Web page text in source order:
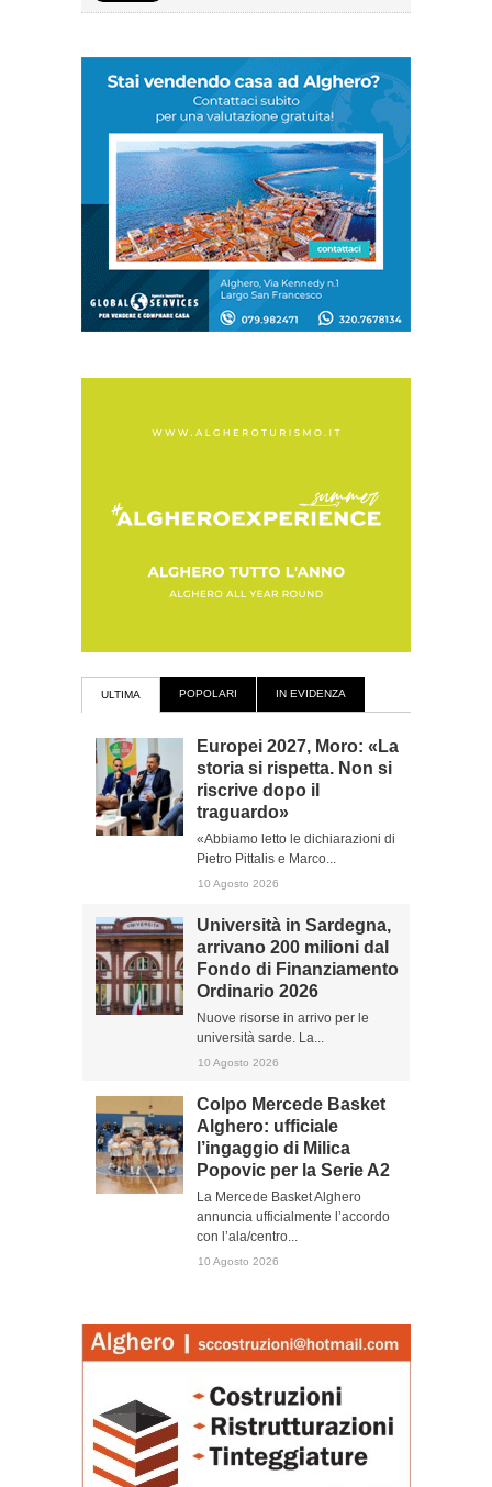
ULTIMA POPOLARI IN EVIDENZA
Europei 2027, Moro: «La
storia si rispetta. Non si
riscrive dopo il
traguardo»
«Abbiamo letto le dichiarazioni di
Pietro Pittalis e Marco...
10 Agosto 2026
Università in Sardegna,
arrivano 200 milioni dal
Fondo di Finanziamento
Ordinario 2026
Nuove risorse in arrivo per le
università sarde. La...
10 Agosto 2026
Colpo Mercede Basket
Alghero: ufficiale
l’ingaggio di Milica
Popovic per la Serie A2
La Mercede Basket Alghero
annuncia ufficialmente l’accordo
con l’ala/centro...
10 Agosto 2026